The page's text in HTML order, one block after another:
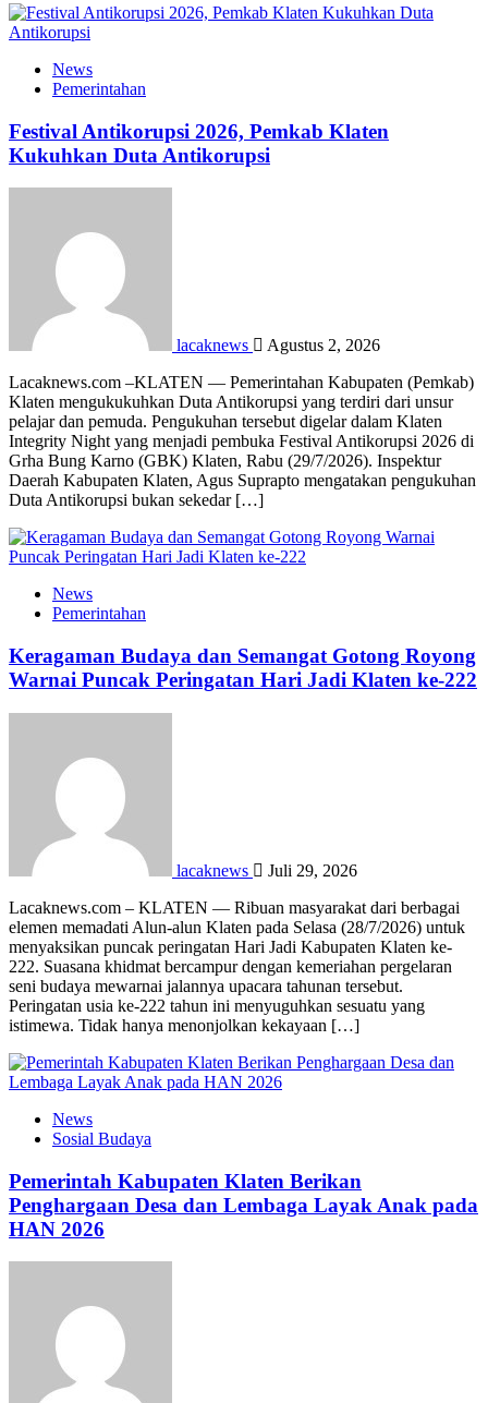
News
Pemerintahan
Festival Antikorupsi 2026, Pemkab Klaten
Kukuhkan Duta Antikorupsi
lacaknews
Agustus 2, 2026
Lacaknews.com –KLATEN — Pemerintahan Kabupaten (Pemkab)
Klaten mengukukuhkan Duta Antikorupsi yang terdiri dari unsur
pelajar dan pemuda. Pengukuhan tersebut digelar dalam Klaten
Integrity Night yang menjadi pembuka Festival Antikorupsi 2026 di
Grha Bung Karno (GBK) Klaten, Rabu (29/7/2026). Inspektur
Daerah Kabupaten Klaten, Agus Suprapto mengatakan pengukuhan
Duta Antikorupsi bukan sekedar […]
News
Pemerintahan
Keragaman Budaya dan Semangat Gotong Royong
Warnai Puncak Peringatan Hari Jadi Klaten ke-222
lacaknews
Juli 29, 2026
Lacaknews.com – KLATEN — Ribuan masyarakat dari berbagai
elemen memadati Alun-alun Klaten pada Selasa (28/7/2026) untuk
menyaksikan puncak peringatan Hari Jadi Kabupaten Klaten ke-
222. Suasana khidmat bercampur dengan kemeriahan pergelaran
seni budaya mewarnai jalannya upacara tahunan tersebut.
Peringatan usia ke-222 tahun ini menyuguhkan sesuatu yang
istimewa. Tidak hanya menonjolkan kekayaan […]
News
Sosial Budaya
Pemerintah Kabupaten Klaten Berikan
Penghargaan Desa dan Lembaga Layak Anak pada
HAN 2026